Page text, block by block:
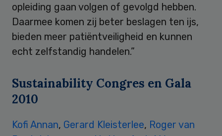
opleiding gaan volgen of gevolgd hebben.
Daarmee komen zij beter beslagen ten ijs,
bieden meer patiëntveiligheid en kunnen
echt zelfstandig handelen.”
Sustainability Congres en Gala
2010
Kofi Annan, Gerard Kleisterlee, Roger van